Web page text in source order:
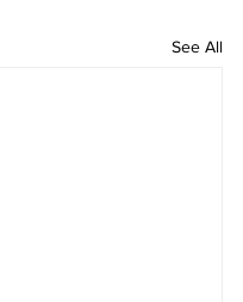
See All